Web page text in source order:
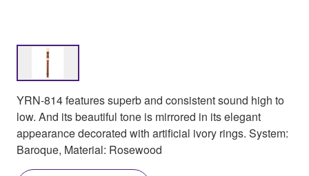
YRN-814 features superb and consistent sound high to
low. And its beautiful tone is mirrored in its elegant
appearance decorated with artificial ivory rings. System:
Baroque, Material: Rosewood